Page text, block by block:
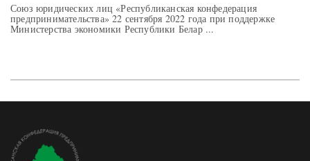
Союз юридических лиц «Республиканская конфедерация
предпринимательства» 22 сентября 2022 года при поддержке
Министерства экономики Республики Белар ...